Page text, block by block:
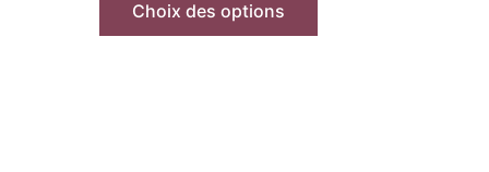
Choix des options